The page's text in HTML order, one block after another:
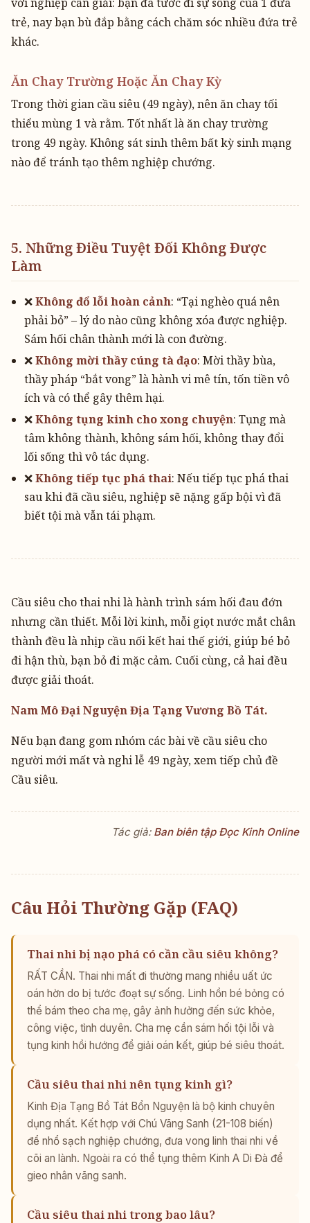
trẻ, nay bạn bù đắp bằng cách chăm sóc nhiều đứa trẻ
khác.
Ăn Chay Trường Hoặc Ăn Chay Kỳ
Trong thời gian cầu siêu (49 ngày), nên ăn chay tối
thiểu mùng 1 và rằm. Tốt nhất là ăn chay trường
trong 49 ngày. Không sát sinh thêm bất kỳ sinh mạng
nào để tránh tạo thêm nghiệp chướng.
5. Những Điều Tuyệt Đối Không Được
Làm
❌Không đổ lỗi hoàn cảnh: “Tại nghèo quá nên
phải bỏ” – lý do nào cũng không xóa được nghiệp.
Sám hối chân thành mới là con đường.
❌Không mời thầy cúng tà đạo: Mời thầy bùa,
thầy pháp “bắt vong” là hành vi mê tín, tốn tiền vô
ích và có thể gây thêm hại.
❌Không tụng kinh cho xong chuyện: Tụng mà
tâm không thành, không sám hối, không thay đổi
lối sống thì vô tác dụng.
❌Không tiếp tục phá thai: Nếu tiếp tục phá thai
sau khi đã cầu siêu, nghiệp sẽ nặng gấp bội vì đã
biết tội mà vẫn tái phạm.
Cầu siêu cho thai nhi là hành trình sám hối đau đớn
nhưng cần thiết. Mỗi lời kinh, mỗi giọt nước mắt chân
thành đều là nhịp cầu nối kết hai thế giới, giúp bé bỏ
đi hận thù, bạn bỏ đi mặc cảm. Cuối cùng, cả hai đều
được giải thoát.
Nam Mô Đại Nguyện Địa Tạng Vương Bồ Tát.
Nếu bạn đang gom nhóm các bài về cầu siêu cho
người mới mất và nghi lễ 49 ngày, xem tiếp chủ đề
Cầu siêu.
Tác giả: Ban biên tập Đọc Kinh Online
Câu Hỏi Thường Gặp (FAQ)
Thai nhi bị nạo phá có cần cầu siêu không?
RẤT CẦN. Thai nhi mất đi thường mang nhiều uất ức
oán hờn do bị tước đoạt sự sống. Linh hồn bé bỏng có
thể bám theo cha mẹ, gây ảnh hưởng đến sức khỏe,
công việc, tình duyên. Cha mẹ cần sám hối tội lỗi và
tụng kinh hồi hướng để giải oán kết, giúp bé siêu thoát.
Cầu siêu thai nhi nên tụng kinh gì?
Kinh Địa Tạng Bồ Tát Bổn Nguyện là bộ kinh chuyên
dụng nhất. Kết hợp với Chú Vãng Sanh (21-108 biến)
để nhổ sạch nghiệp chướng, đưa vong linh thai nhi về
cõi an lành. Ngoài ra có thể tụng thêm Kinh A Di Đà để
gieo nhân vãng sanh.
Cầu siêu thai nhi trong bao lâu?